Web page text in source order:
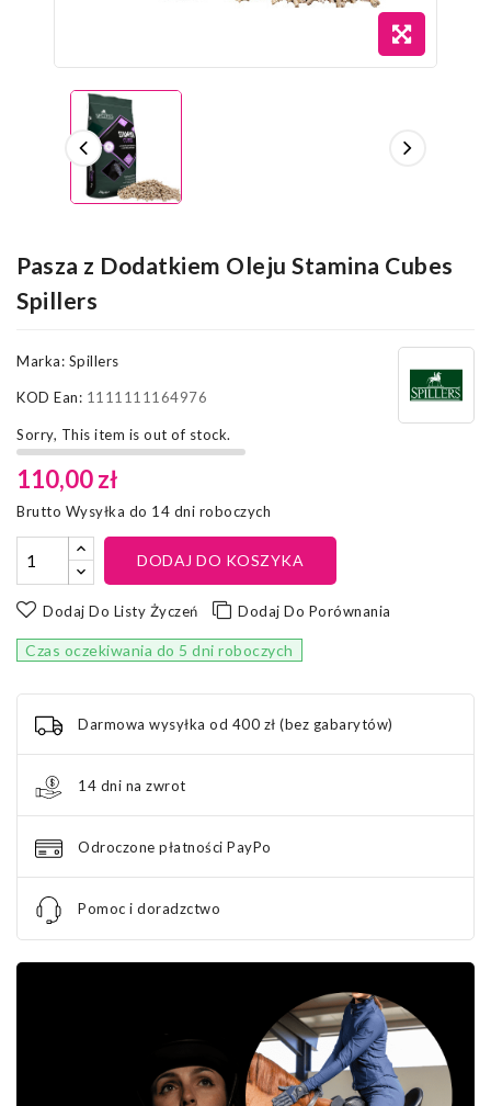
Pasza z Dodatkiem Oleju Stamina Cubes
Spillers
Marka: Spillers
KOD Ean: 1111111164976
Sorry, This item is out of stock.
110,00 zł
Brutto Wysyłka do 14 dni roboczych
DODAJ DO KOSZYKA
Dodaj Do Listy Życzeń Dodaj Do Porównania
Czas oczekiwania do 5 dni roboczych
Darmowa wysyłka od 400 zł (bez gabarytów)
14 dni na zwrot
Odroczone płatności PayPo
Pomoc i doradzctwo